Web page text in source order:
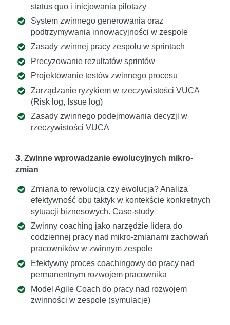
status quo i inicjowania pilotaży
System zwinnego generowania oraz
podtrzymywania innowacyjności w zespole
Zasady zwinnej pracy zespołu w sprintach
Precyzowanie rezultatów sprintów
Projektowanie testów zwinnego procesu
Zarządzanie ryzykiem w rzeczywistości VUCA
(Risk log, Issue log)
Zasady zwinnego podejmowania decyzji w
rzeczywistości VUCA
3. Zwinne wprowadzanie ewolucyjnych mikro-
zmian
Zmiana to rewolucja czy ewolucja? Analiza
efektywność obu taktyk w kontekście konkretnych
sytuacji biznesowych. Case-study
Zwinny coaching jako narzędzie lidera do
codziennej pracy nad mikro-zmianami zachowań
pracowników w zwinnym zespole
Efektywny proces coachingowy do pracy nad
permanentnym rozwojem pracownika
Model Agile Coach do pracy nad rozwojem
zwinności w zespole (symulacje)